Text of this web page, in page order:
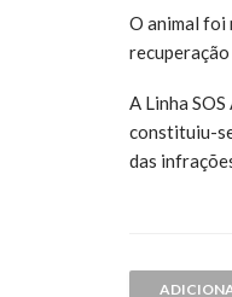
O animal foi
A Linha
constituiu-
das